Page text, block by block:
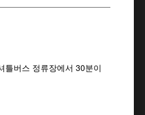
틀버스 정류장에서 30분이